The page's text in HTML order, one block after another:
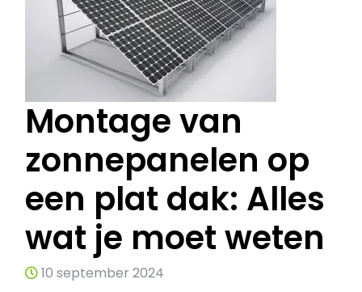
Montage van
zonnepanelen op
een plat dak: Alles
wat je moet weten
10 september 2024